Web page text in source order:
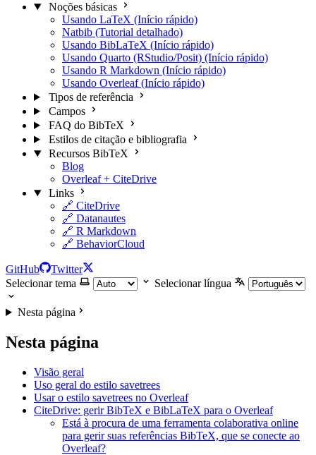
Noções básicas
Usando LaTeX (Início rápido)
Natbib (Tutorial detalhado)
Usando BibLaTeX (Início rápido)
Usando Quarto (RStudio/Posit) (Início rápido)
Usando R Markdown (Início rápido)
Usando Overleaf (Início rápido)
Tipos de referência
Campos
FAQ do BibTeX
Estilos de citação e bibliografia
Recursos BibTeX
Blog
Overleaf + CiteDrive
Links
🔗 CiteDrive
🔗 Datanautes
🔗 R Markdown
🔗 BehaviorCloud
GitHub
Twitter
Selecionar tema
Selecionar língua
Nesta página
Nesta página
Visão geral
Uso geral do estilo savetrees
Usar o estilo savetrees no Overleaf
CiteDrive: gerir BibTeX e BibLaTeX para o Overleaf
Está à procura de uma ferramenta colaborativa online
para gerir suas referências BibTeX, que se conecte ao
Overleaf?